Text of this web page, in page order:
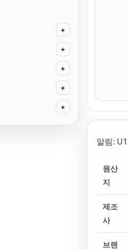
+
+
+
+
+
알림:
원산
지
제조
사
브랜